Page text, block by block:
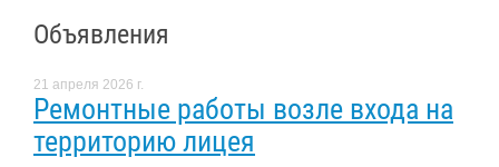
Объявления
21 апреля 2026 г.
Ремонтные работы возле входа на
территорию лицея